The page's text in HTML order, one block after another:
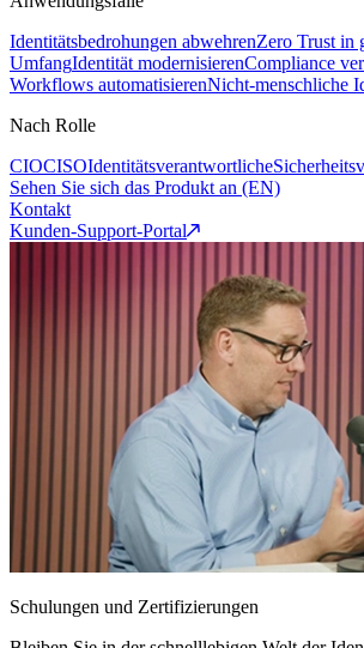
Identitätsbedrohungen abwehrenZero Trust in
UmfangIdentität modernisierenCompliance
Workflows automatisierenNicht-menschliche
Nach Rolle
CIOCISOIdentitätsverantwortliche
Sehen Sie sich das Produkt an (EN)
Kontakt
Kunden-Support-Portal
Schulungen und Zertifizierungen